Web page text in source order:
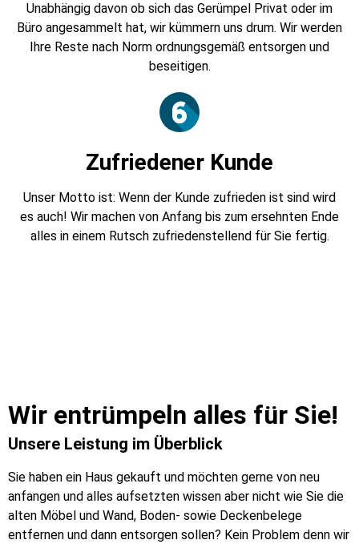
Unabhängig davon ob sich das Gerümpel Privat oder im
Büro angesammelt hat, wir kümmern uns drum. Wir werden
Ihre Reste nach Norm ordnungsgemäß entsorgen und
beseitigen.
Zufriedener Kunde
Unser Motto ist: Wenn der Kunde zufrieden ist sind wird
es auch! Wir machen von Anfang bis zum ersehnten Ende
alles in einem Rutsch zufriedenstellend für Sie fertig.
Wir entrümpeln alles für Sie!
Unsere Leistung im Überblick
Sie haben ein Haus gekauft und möchten gerne von neu
anfangen und alles aufsetzten wissen aber nicht wie Sie die
alten Möbel und Wand, Boden- sowie Deckenbelege
entfernen und dann entsorgen sollen? Kein Problem denn wir